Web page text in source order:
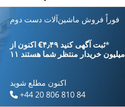
فوراً فروش ماشین‌آلات دست دوم
اکنون از ‎€۴٫۴۹ ثبت آگهی کنید*
۱۱ میلیون خریدار منتظر شما هستند
اکنون مطلع شوید
+44 20 806 810 84